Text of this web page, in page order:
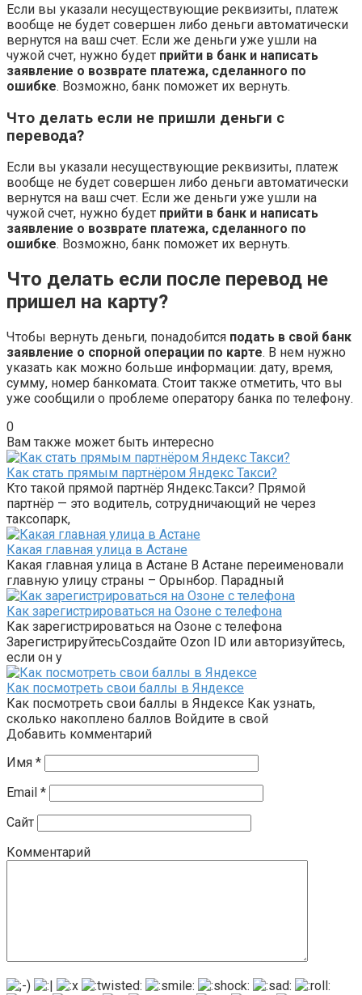
Если вы указали несуществующие реквизиты, платеж
вообще не будет совершен либо деньги автоматически
вернутся на ваш счет. Если же деньги уже ушли на
чужой счет, нужно будет прийти в банк и написать
заявление о возврате платежа, сделанного по
ошибке. Возможно, банк поможет их вернуть.
Что делать если не пришли деньги с
перевода?
Если вы указали несуществующие реквизиты, платеж
вообще не будет совершен либо деньги автоматически
вернутся на ваш счет. Если же деньги уже ушли на
чужой счет, нужно будет прийти в банк и написать
заявление о возврате платежа, сделанного по
ошибке. Возможно, банк поможет их вернуть.
Что делать если после перевод не
пришел на карту?
Чтобы вернуть деньги, понадобится подать в свой банк
заявление о спорной операции по карте. В нем нужно
указать как можно больше информации: дату, время,
сумму, номер банкомата. Стоит также отметить, что вы
уже сообщили о проблеме оператору банка по телефону.
0
Вам также может быть интересно
Как стать прямым партнёром Яндекс Такси?
Кто такой прямой партнёр Яндекс.Такси? Прямой
партнёр — это водитель, сотрудничающий не через
таксопарк,
Какая главная улица в Астане
Какая главная улица в Астане В Астане переименовали
главную улицу страны – Орынбор. Парадный
Как зарегистрироваться на Озоне с телефона
Как зарегистрироваться на Озоне с телефона
ЗарегистрируйтесьСоздайте Ozon ID или авторизуйтесь,
если он у
Как посмотреть свои баллы в Яндексе
Как посмотреть свои баллы в Яндексе Как узнать,
сколько накоплено баллов Войдите в свой
Добавить комментарий
Имя *
Email *
Сайт
Комментарий